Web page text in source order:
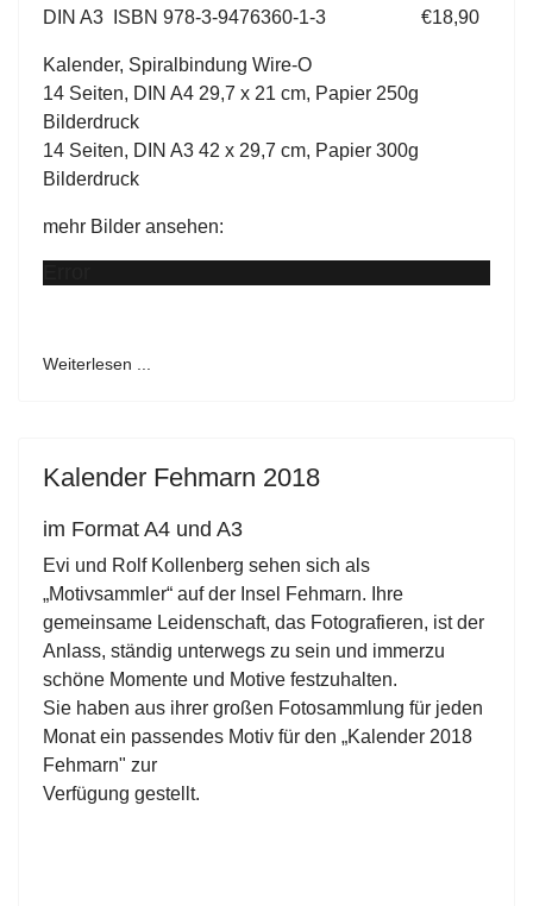
DIN A3 ISBN 978-3-9476360-1-3 €18,90
Kalender, Spiralbindung Wire-O
14 Seiten, DIN A4 29,7 x 21 cm, Papier 250g
Bilderdruck
14 Seiten, DIN A3 42 x 29,7 cm, Papier 300g
Bilderdruck
mehr Bilder ansehen:
Weiterlesen ...
Kalender Fehmarn 2018
im Format A4 und A3
Evi und Rolf Kollenberg sehen sich als
„Motivsammler“ auf der Insel Fehmarn. Ihre
gemeinsame Leidenschaft, das Fotografieren, ist der
Anlass, ständig unterwegs zu sein und immerzu
schöne Momente und Motive festzuhalten.
Sie haben aus ihrer großen Fotosammlung für jeden
Monat ein passendes Motiv für den „Kalender 2018
Fehmarn" zur
Verfügung gestellt.